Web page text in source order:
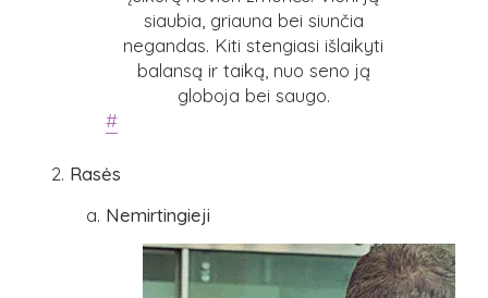
siaubia, griauna bei siunčia
negandas. Kiti stengiasi išlaikyti
balansą ir taiką, nuo seno ją
globoja bei saugo.
#
Rasės
Nemirtingieji